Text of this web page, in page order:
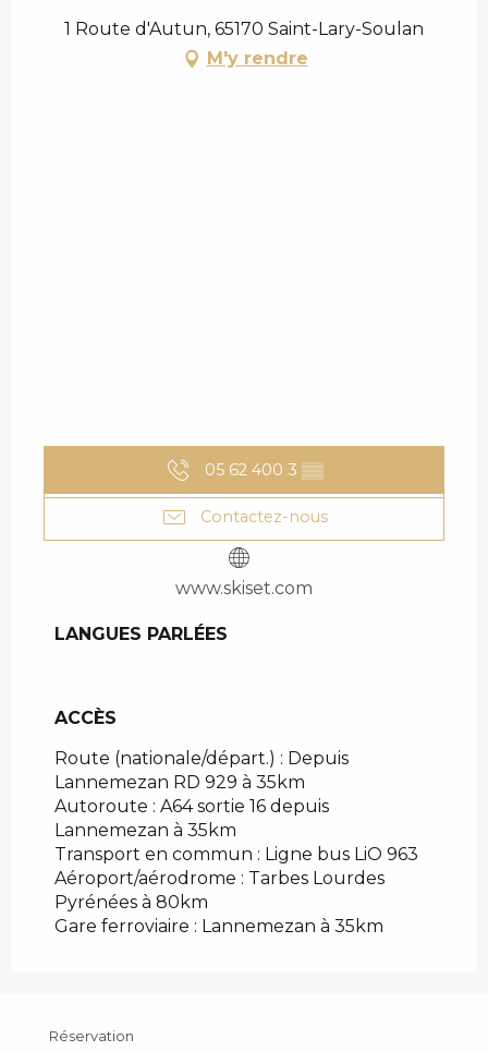
1 Route d'Autun, 65170 Saint-Lary-Soulan
M'y rendre
05 62 400 3 ▒▒
Contactez-nous
www.skiset.com
LANGUES PARLÉES
LANGUES PARLÉES
ACCÈS
ACCÈS
Route (nationale/départ.) : Depuis
Lannemezan RD 929 à 35km
Autoroute : A64 sortie 16 depuis
Lannemezan à 35km
Transport en commun : Ligne bus LiO 963
Aéroport/aérodrome : Tarbes Lourdes
Pyrénées à 80km
Gare ferroviaire : Lannemezan à 35km
Réservation